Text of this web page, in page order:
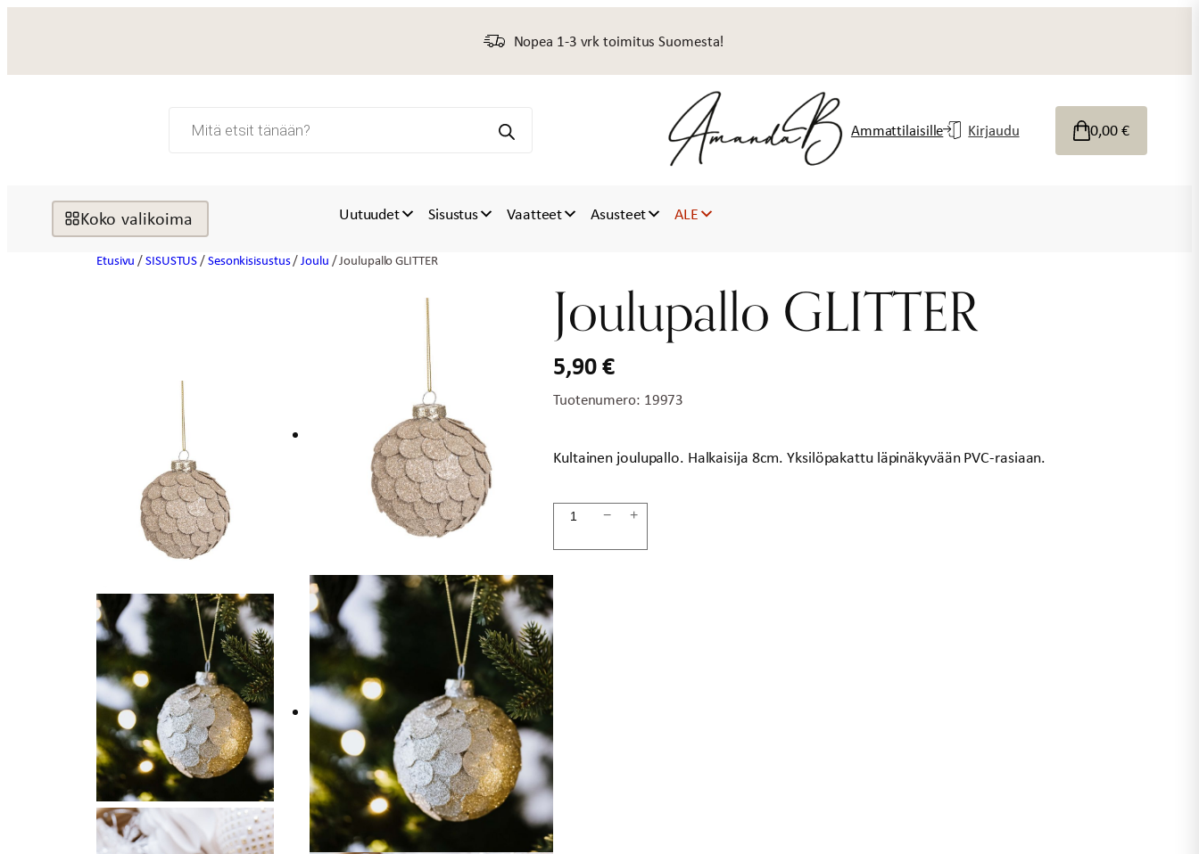
Nopea 1-3 vrk toimitus Suomesta!
search Ammattilaisille Kirjaudu 0,00€
Koko valikoima Uutuudet Sisustus Vaatteet Asusteet ALE
Etusivu /SISUSTUS/Sesonkisisustus/Joulu / Joulupallo GLITTER
Joulupallo GLITTER
5,90€
Tuotenumero: 19973
Kultainen joulupallo. Halkaisija 8cm. Yksilöpakattu läpinäkyvään PVC-rasiaan.
Joulupallo
− +